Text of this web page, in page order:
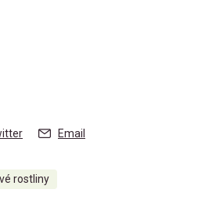
Email
rostliny